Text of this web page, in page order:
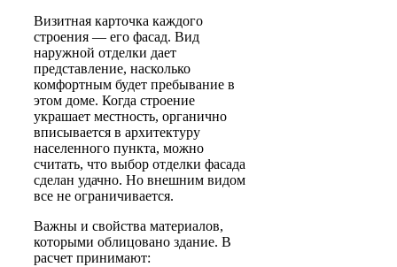
Визитная карточка каждого
строения — его фасад. Вид
наружной отделки дает
представление, насколько
комфортным будет пребывание в
этом доме. Когда строение
украшает местность, органично
вписывается в архитектуру
населенного пункта, можно
считать, что выбор отделки фасада
сделан удачно. Но внешним видом
все не ограничивается.
Важны и свойства материалов,
которыми облицовано здание. В
расчет принимают: